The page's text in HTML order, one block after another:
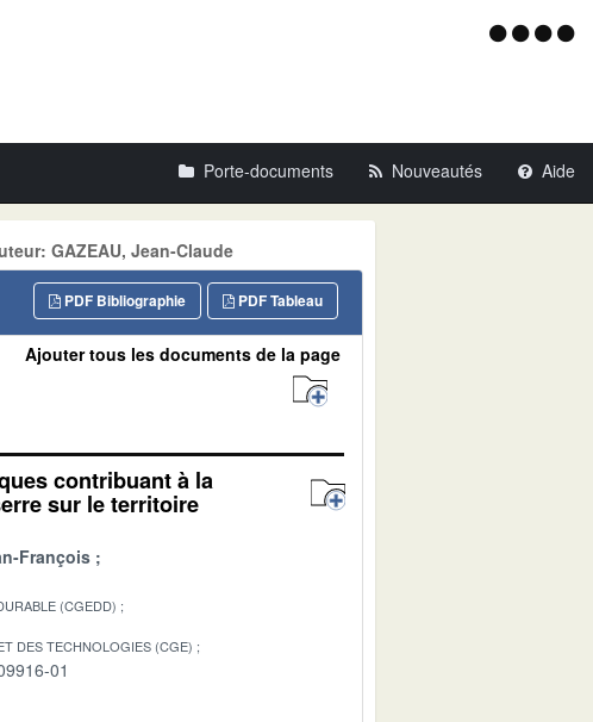
Menu
Porte-documents Nouveautés Aide
GAZEAU, Jean-Claude
PDF Tableau
PDF Bibliographie
Ajouter tous les documents de la page
contribuant à la
sur le territoire
François
(CGEDD)
DES TECHNOLOGIES (CGE)
01